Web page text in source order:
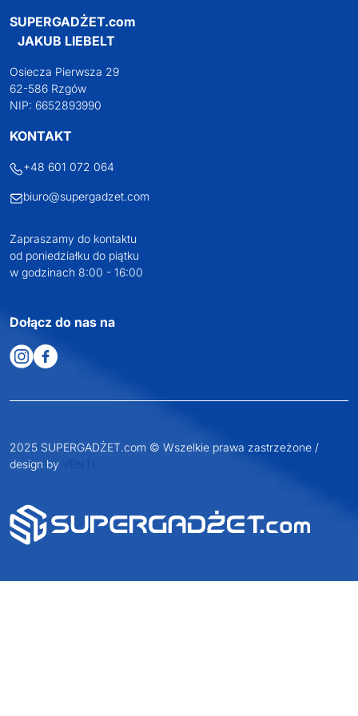
SUPERGADŻET.com
JAKUB LIEBELT
Osiecza Pierwsza 29
62-586 Rzgów
NIP: 6652893990
KONTAKT
+48 601 072 064
biuro@supergadzet.com
Zapraszamy do kontaktu
od poniedziałku do piątku
w godzinach 8:00 - 16:00
Dołącz do nas na
2025 SUPERGADŻET.com © Wszelkie prawa zastrzeżone /
design by VENTI